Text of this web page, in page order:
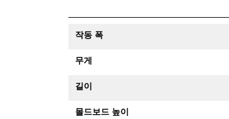
작동 폭
무게
길이
몰드보드 높이